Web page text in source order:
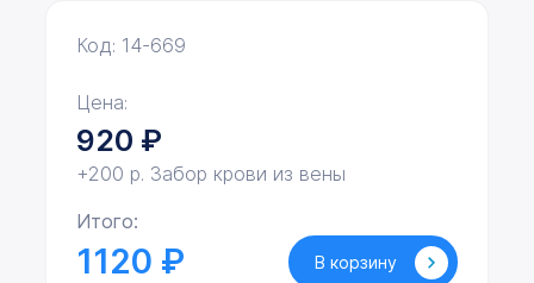
Код: 14-669
Цена:
920 ₽
+200 р. Забор крови из вены
Итого:
1120 ₽ В корзину